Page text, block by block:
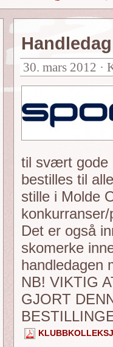
30. mars 2012 ·
til svært gode
bestilles til
stille i Molde
Det er også
skomerke
handledagen
NB! VIKTIG
GJORT